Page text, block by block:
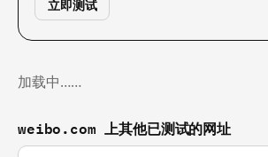
加载中……
weibo.com 上其他已测试的网址